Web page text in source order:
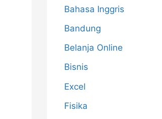
Bahasa Inggris
Bandung
Belanja Online
Bisnis
Excel
Fisika